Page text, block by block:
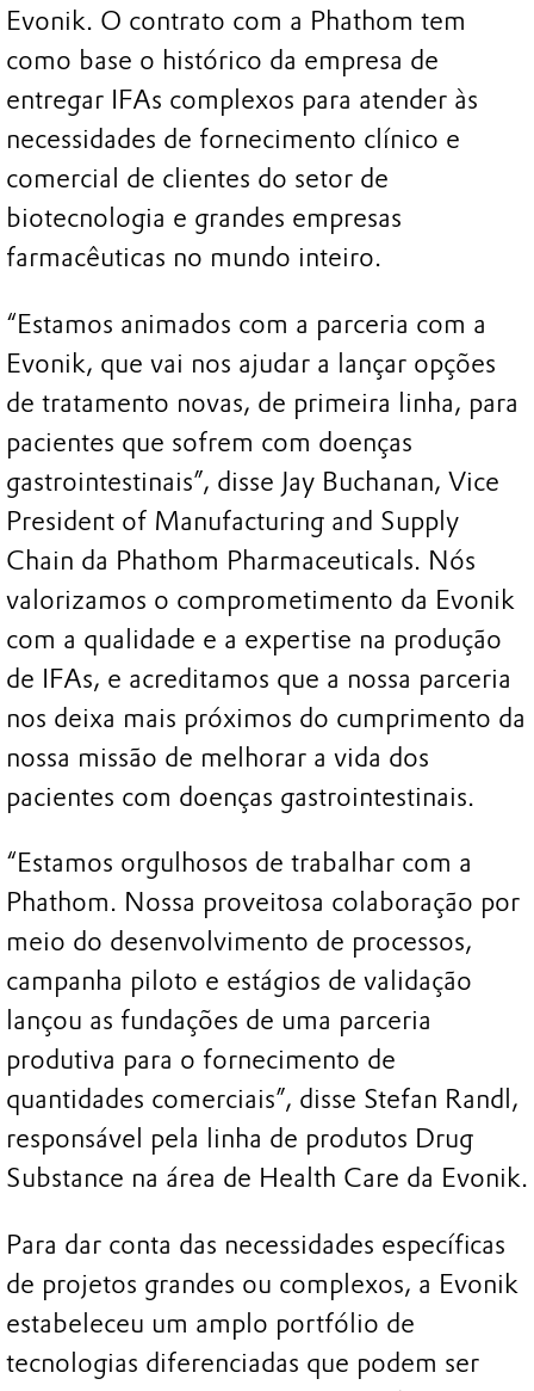
Evonik. O contrato com a Phathom tem
como base o histórico da empresa de
entregar IFAs complexos para atender às
necessidades de fornecimento clínico e
comercial de clientes do setor de
biotecnologia e grandes empresas
farmacêuticas no mundo inteiro.
“Estamos animados com a parceria com a
Evonik, que vai nos ajudar a lançar opções
de tratamento novas, de primeira linha, para
pacientes que sofrem com doenças
gastrointestinais”, disse Jay Buchanan, Vice
President of Manufacturing and Supply
Chain da Phathom Pharmaceuticals. Nós
valorizamos o comprometimento da Evonik
com a qualidade e a expertise na produção
de IFAs, e acreditamos que a nossa parceria
nos deixa mais próximos do cumprimento da
nossa missão de melhorar a vida dos
pacientes com doenças gastrointestinais.
“Estamos orgulhosos de trabalhar com a
Phathom. Nossa proveitosa colaboração por
meio do desenvolvimento de processos,
campanha piloto e estágios de validação
lançou as fundações de uma parceria
produtiva para o fornecimento de
quantidades comerciais”, disse Stefan Randl,
responsável pela linha de produtos Drug
Substance na área de Health Care da Evonik.
Para dar conta das necessidades específicas
de projetos grandes ou complexos, a Evonik
estabeleceu um amplo portfólio de
tecnologias diferenciadas que podem ser